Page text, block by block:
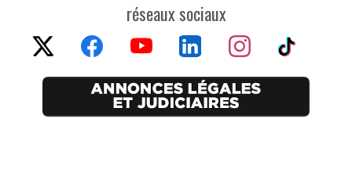
réseaux sociaux